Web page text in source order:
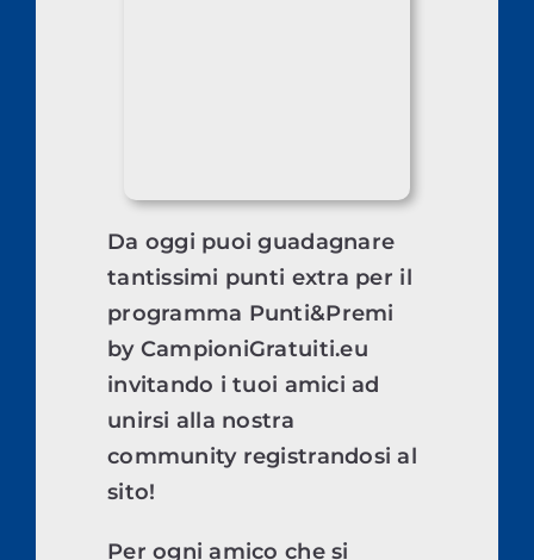
Da oggi puoi guadagnare
tantissimi punti extra per il
programma Punti&Premi
by CampioniGratuiti.eu
invitando i tuoi amici ad
unirsi alla nostra
community registrandosi al
sito!
Per ogni amico che si